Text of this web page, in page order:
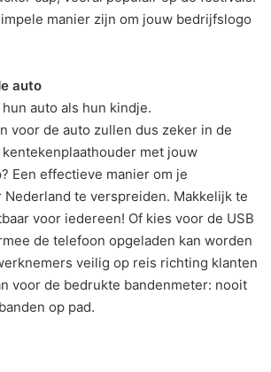
manier zijn om jouw bedrijfslogo
auto
auto als hun kindje.
voor de auto zullen dus zeker in de
kentekenplaathouder met jouw
Een effectieve manier om je
Nederland te verspreiden. Makkelijk te
voor iedereen! Of kies voor de USB
de telefoon opgeladen kan worden
veilig op reis richting klanten
voor de bedrukte bandenmeter: nooit
op pad.